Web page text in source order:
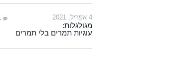
4 אפריל, 2021
מגולגלות:
עוגיות תמרים בלי תמרים